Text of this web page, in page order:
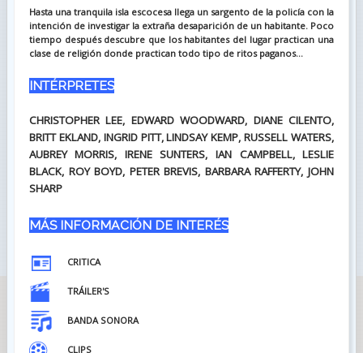
Hasta una tranquila isla escocesa llega un sargento de la policía con la
intención de investigar la extraña desaparición de un habitante. Poco
tiempo después descubre que los habitantes del lugar practican una
clase de religión donde practican todo tipo de ritos paganos...
INTÉRPRETES
CHRISTOPHER LEE, EDWARD WOODWARD, DIANE CILENTO,
BRITT EKLAND, INGRID PITT, LINDSAY KEMP, RUSSELL WATERS,
AUBREY MORRIS, IRENE SUNTERS, IAN CAMPBELL, LESLIE
BLACK, ROY BOYD, PETER BREVIS, BARBARA RAFFERTY, JOHN
SHARP
MÁS INFORMACIÓN DE INTERÉS
CRITICA
TRÁILER'S
BANDA SONORA
CLIPS